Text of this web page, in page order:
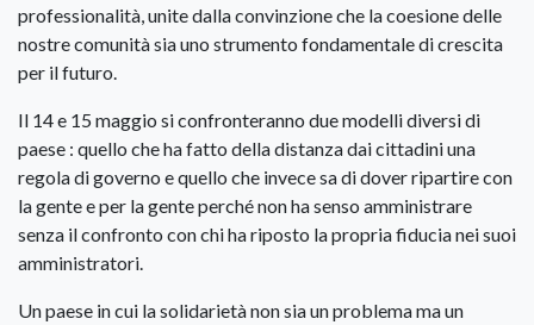
professionalità, unite dalla convinzione che la coesione delle
nostre comunità sia uno strumento fondamentale di crescita
per il futuro.
Il 14 e 15 maggio si confronteranno due modelli diversi di
paese : quello che ha fatto della distanza dai cittadini una
regola di governo e quello che invece sa di dover ripartire con
la gente e per la gente perché non ha senso amministrare
senza il confronto con chi ha riposto la propria fiducia nei suoi
amministratori.
Un paese in cui la solidarietà non sia un problema ma un